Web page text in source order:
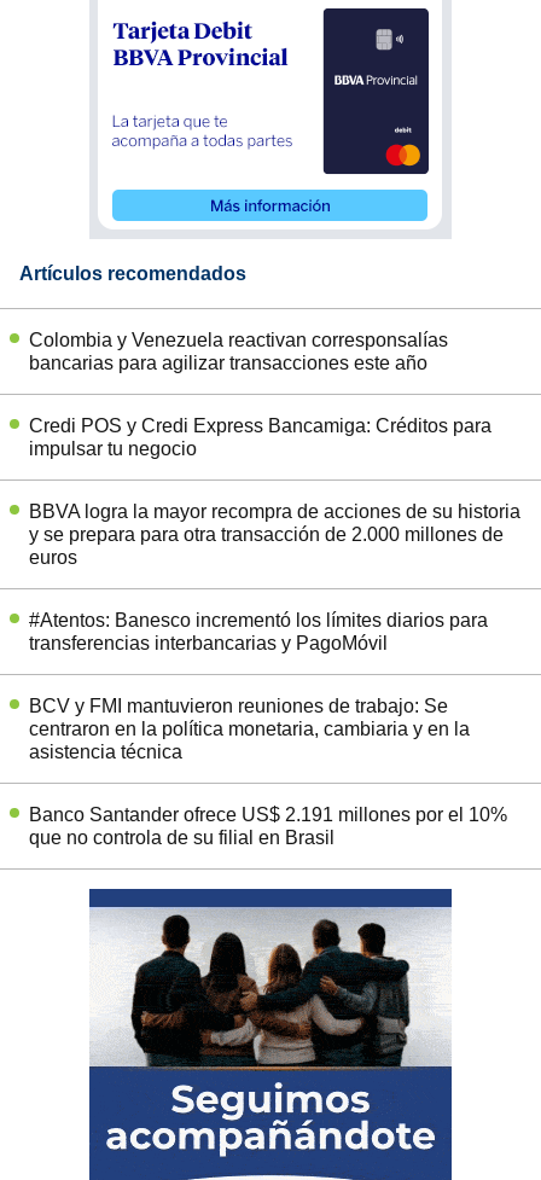
Artículos recomendados
Colombia y Venezuela reactivan corresponsalías
bancarias para agilizar transacciones este año
Credi POS y Credi Express Bancamiga: Créditos para
impulsar tu negocio
BBVA logra la mayor recompra de acciones de su historia
y se prepara para otra transacción de 2.000 millones de
euros
#Atentos: Banesco incrementó los límites diarios para
transferencias interbancarias y PagoMóvil
BCV y FMI mantuvieron reuniones de trabajo: Se
centraron en la política monetaria, cambiaria y en la
asistencia técnica
Banco Santander ofrece US$ 2.191 millones por el 10%
que no controla de su filial en Brasil